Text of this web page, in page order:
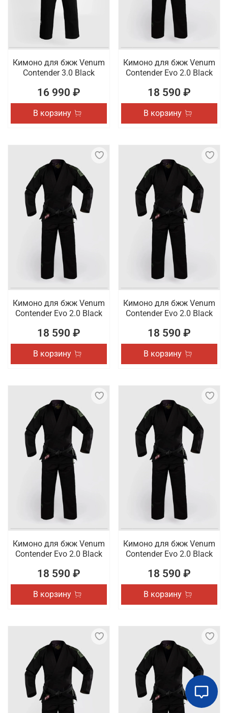
Кимоно для бжж Venum
Contender 3.0 Black
16 990 ₽
В корзину
Кимоно для бжж Venum
Contender Evo 2.0 Black
18 590 ₽
В корзину
Кимоно для бжж Venum
Contender Evo 2.0 Black
18 590 ₽
В корзину
Кимоно для бжж Venum
Contender Evo 2.0 Black
18 590 ₽
В корзину
Кимоно для бжж Venum
Contender Evo 2.0 Black
18 590 ₽
В корзину
Кимоно для бжж Venum
Contender Evo 2.0 Black
18 590 ₽
В корзину